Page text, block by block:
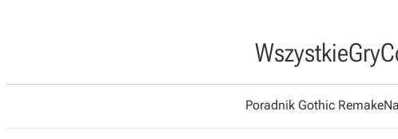
WszystkieGry
Poradnik Gothic Remake